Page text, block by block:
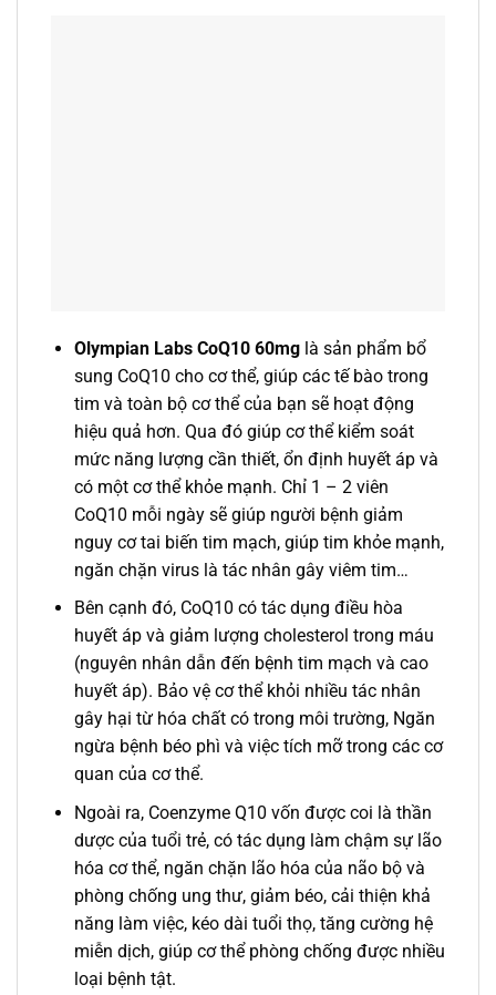
Olympian Labs CoQ10 60mglà sản phẩm bổ
sung CoQ10 cho cơ thể, giúp các tế bào trong
tim và toàn bộ cơ thể của bạn sẽ hoạt động
hiệu quả hơn. Qua đó giúp cơ thể kiểm soát
mức năng lượng cần thiết, ổn định huyết áp và
có một cơ thể khỏe mạnh. Chỉ 1 – 2 viên
CoQ10 mỗi ngày sẽ giúp người bệnh giảm
nguy cơ tai biến tim mạch, giúp tim khỏe mạnh,
ngăn chặn virus là tác nhân gây viêm tim…
Bên cạnh đó, CoQ10 có tác dụng điều hòa
huyết áp và giảm lượng cholesterol trong máu
(nguyên nhân dẫn đến bệnh tim mạch và cao
huyết áp). Bảo vệ cơ thể khỏi nhiều tác nhân
gây hại từ hóa chất có trong môi trường, Ngăn
ngừa bệnh béo phì và việc tích mỡ trong các cơ
quan của cơ thể.
Ngoài ra, Coenzyme Q10 vốn được coi là thần
dược của tuổi trẻ, có tác dụng làm chậm sự lão
hóa cơ thể, ngăn chặn lão hóa của não bộ và
phòng chống ung thư, giảm béo, cải thiện khả
năng làm việc, kéo dài tuổi thọ, tăng cường hệ
miễn dịch, giúp cơ thể phòng chống được nhiều
loại bệnh tật.